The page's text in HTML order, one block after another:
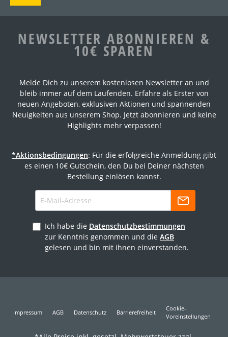
NEWSLETTER ABONNIEREN &
10€ SPAREN
Melde Dich zu unserem kostenlosen Newsletter an und
bleib immer auf dem Laufenden. Erfahre als Erster von
neuen Angeboten, exklusiven Aktionen und spannenden
Neuigkeiten aus unserem Shop. Jetzt abonnieren und keine
Highlights mehr verpassen!
*Aktionsbedingungen: Für die erfolgreiche Anmeldung gibt
es einen 10€ Gutschein, den Du bei Deiner nächsten
Bestellung einlösen kannst.
Ich habe die Datenschutzbestimmungen
zur Kenntnis genommen und die AGB
gelesen und bin mit ihnen einverstanden.
Impressum AGB Datenschutz Barrierefreiheit
Cookie-
Voreinstellungen